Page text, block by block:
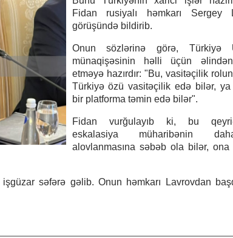
Fidan rusiyalı həmkarı Sergey
görüşündə bildirib.
Onun sözlərinə görə, Türkiyə
münaqişəsinin həlli üçün
etməyə hazırdır: "Bu, vasitəçilik
Türkiyə özü vasitəçilik edə bilər,
bir platforma təmin edə bilər".
Fidan vurğulayıb ki, bu qeyri-
eskalasiya müharibənin
alovlanmasına səbəb ola bilər,
səfərə gəlib. Onun həmkarı Lavrovdan